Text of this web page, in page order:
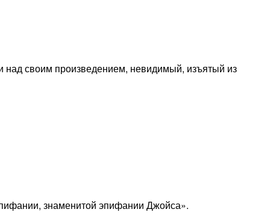
над своим произведением, невидимый, изъятый из
знаменитой эпифании Джойса».